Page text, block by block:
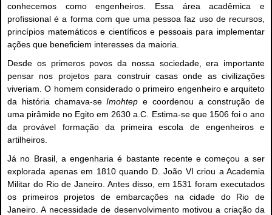
conhecemos como engenheiros. Essa área acadêmica e
profissional é a forma com que uma pessoa faz uso de recursos,
princípios matemáticos e científicos e pessoais para implementar
ações que beneficiem interesses da maioria.
Desde os primeros povos da nossa sociedade, era importante
pensar nos projetos para construir casas onde as civilizações
viveriam. O homem considerado o primeiro engenheiro e arquiteto
da história chamava-seImohtep e coordenou a construção de
uma pirâmide no Egito em 2630 a.C. Estima-se que 1506 foi o ano
da provável formação da primeira escola de engenheiros e
artilheiros.
Já no Brasil, a engenharia é bastante recente e começou a ser
explorada apenas em 1810 quando D. João VI criou a Academia
Militar do Rio de Janeiro. Antes disso, em 1531 foram executados
os primeiros projetos de embarcações na cidade do Rio de
Janeiro. A necessidade de desenvolvimento motivou a criação da